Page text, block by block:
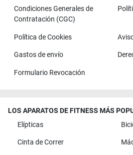
Condiciones Generales de
Contratación (CGC)
Política de Cookies
Gastos de envío
Formulario Revocación
LOS APARATOS DE FITNESS MÁS
Elípticas
Cinta de Correr